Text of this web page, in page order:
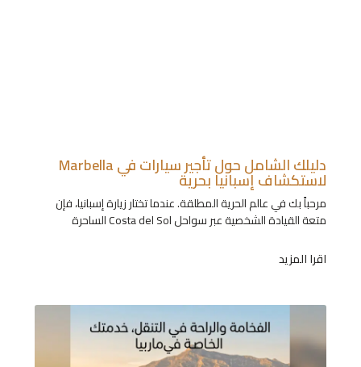
دليلك الشامل حول تأجير سيارات في Marbella
لاستكشاف إسبانيا بحرية
مرحباً بك في عالم الحرية المطلقة. عندما تختار زيارة إسبانيا، فإن
متعة القيادة الشخصية عبر سواحل Costa del Sol الساحرة
اقرا المزيد